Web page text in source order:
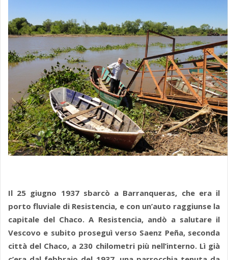
Il 25 giugno 1937 sbarcò a Barranqueras, che era il
porto fluviale di Resistencia, e con un’auto raggiunse la
capitale del Chaco. A Resistencia, andò a salutare il
Vescovo e subito proseguì verso Saenz Peña, seconda
città del Chaco, a 230 chilometri più nell’interno. Lì già